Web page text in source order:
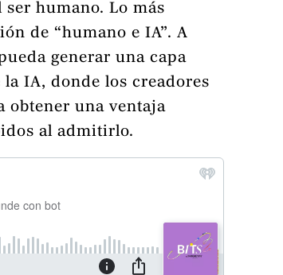
humano. Lo más
de “humano e IA”. A
generar una capa
IA, donde los creadores
obtener una ventaja
al admitirlo.